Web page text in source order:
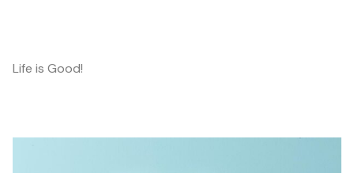
Life is Good!